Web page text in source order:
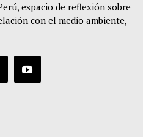
espacio de reflexión sobre
con el medio ambiente,